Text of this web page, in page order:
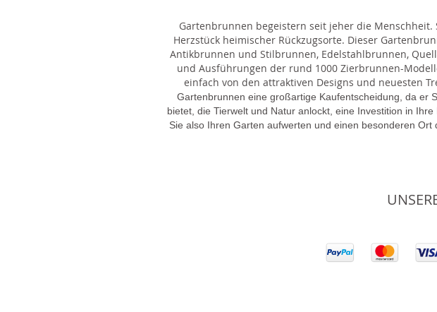
Gartenbrunnen begeistern seit jeher die
Herzstück heimischer Rückzugsorte. Dieser
Antikbrunnen und Stilbrunnen, Edelstahlbrunnen,
und Ausführungen der rund 1000 Zierbrunnen-
einfach von den attraktiven Designs und neuesten
Gartenbrunnen eine großartige Kaufentscheidung, da er
bietet, die Tierwelt und Natur anlockt, eine Investition in
Sie also Ihren Garten aufwerten und einen besonderen